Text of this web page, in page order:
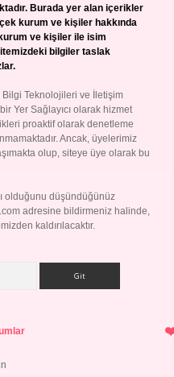
Burada yer alan içerikler
kurum ve kişiler hakkında
ve kişiler ile isim
bilgiler taslak
Bilgi Teknolojileri ve İletişim
Yer Sağlayıcı olarak hizmet
proaktif olarak denetleme
Ancak, üyelerimiz
olup, siteye üye olarak bu
olduğunu düşündüğünüz
adresine bildirmeniz halinde,
kaldırılacaktır.